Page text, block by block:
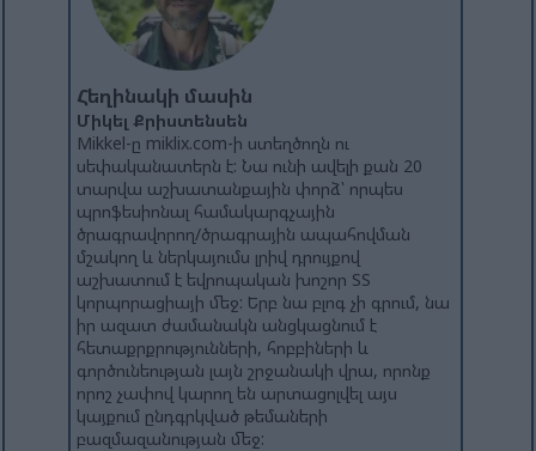
Հեղինակի մասին
Միկել Քրիստենսեն
Mikkel-ը miklix.com-ի ստեղծողն ու
սեփականատերն է: Նա ունի ավելի քան 20
տարվա աշխատանքային փորձ՝ որպես
պրոֆեսիոնալ համակարգչային
ծրագրավորող/ծրագրային ապահովման
մշակող և ներկայումս լրիվ դրույքով
աշխատում է եվրոպական խոշոր ՏՏ
կորպորացիայի մեջ: Երբ նա բլոգ չի գրում, նա
իր ազատ ժամանակն անցկացնում է
հետաքրքրությունների, հոբբիների և
գործունեության լայն շրջանակի վրա, որոնք
որոշ չափով կարող են արտացոլվել այս
կայքում ընդգրկված թեմաների
բազմազանության մեջ: